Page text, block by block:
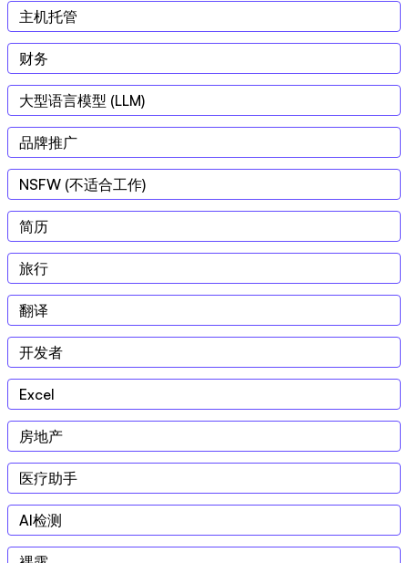
主机托管
财务
大型语言模型 (LLM)
品牌推广
NSFW (不适合工作)
简历
旅行
翻译
开发者
Excel
房地产
医疗助手
AI检测